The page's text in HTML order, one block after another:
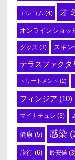
エレコム (4) オ
オンラインショッ
グッズ (3) スキン
テラスファクタ
トリートメント (2)
フィンジア (10)
マイナチュレ (3)
健康 (5) 感染
旅行 (6) 最安値